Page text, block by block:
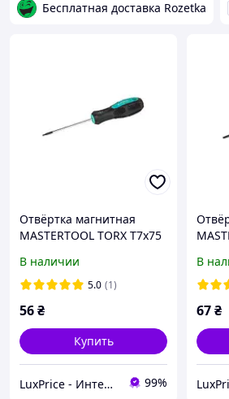
Бесплатная доставка Rozetka
Отвёртка магнитная
MASTERTOOL TORX T7х75
покрытием 49-0077
LuxPrice
В наличии
5.0 (1)
56₴
Купить
LuxPrice - Интернет магазин инструментов и автоаксессуаров 99%
В
67₴